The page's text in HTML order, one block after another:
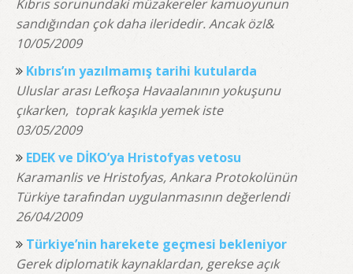
Kıbrıs sorunundaki müzakereler kamuoyunun
sandığından çok daha ileridedir. Ancak özl&
10/05/2009
Kıbrıs’ın yazılmamış tarihi kutularda
Uluslar arası Lefkoşa Havaalanının yokuşunu
çıkarken, toprak kaşıkla yemek iste
03/05/2009
EDEK ve DİKO’ya Hristofyas vetosu
Karamanlis ve Hristofyas, Ankara Protokolünün
Türkiye tarafından uygulanmasının değerlendi
26/04/2009
Türkiye’nin harekete geçmesi bekleniyor
Gerek diplomatik kaynaklardan, gerekse açık